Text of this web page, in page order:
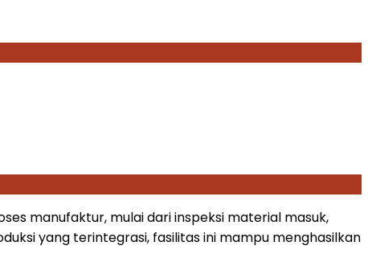
manufaktur, mulai dari inspeksi material masuk,
yang terintegrasi, fasilitas ini mampu menghasilkan